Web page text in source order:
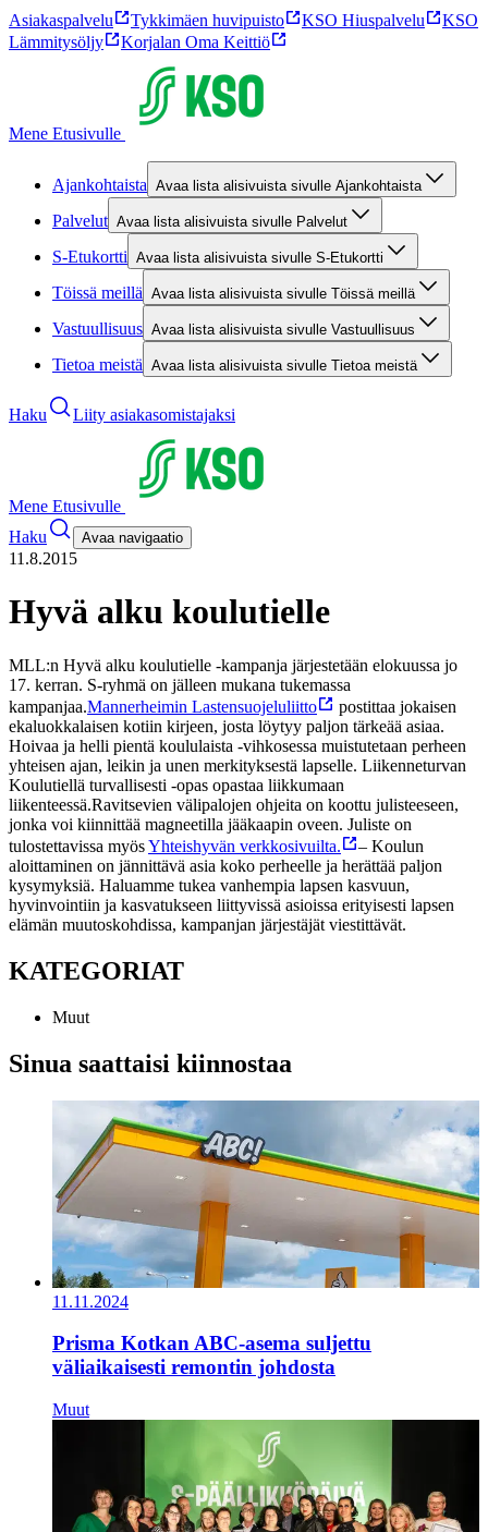
Asiakaspalvelu Tykkimäen huvipuisto KSO Hiuspalvelu
KSO
Lämmitysöljy
Korjalan Oma Keittiö
Mene Etusivulle
Ajankohtaista Avaa lista alisivuista sivulle Ajankohtaista
Palvelut Avaa lista alisivuista sivulle Palvelut
S-Etukortti Avaa lista alisivuista sivulle S-Etukortti
Töissä meillä Avaa lista alisivuista sivulle Töissä meillä
Vastuullisuus Avaa lista alisivuista sivulle Vastuullisuus
Tietoa meistä Avaa lista alisivuista sivulle Tietoa meistä
Haku Liity asiakasomistajaksi
Mene Etusivulle
Haku
Avaa navigaatio
11.8.2015
Hyvä alku koulutielle
MLL:n Hyvä alku koulutielle -kampanja järjestetään elokuussa jo
17. kerran. S-ryhmä on jälleen mukana tukemassa
kampanjaa.Mannerheimin Lastensuojeluliitto
postittaa jokaisen
ekaluokkalaisen kotiin kirjeen, josta löytyy paljon tärkeää asiaa.
Hoivaa ja helli pientä koululaista -vihkosessa muistutetaan perheen
yhteisen ajan, leikin ja unen merkityksestä lapselle. Liikenneturvan
Koulutiellä turvallisesti -opas opastaa liikkumaan
liikenteessä.Ravitsevien välipalojen ohjeita on koottu julisteeseen,
jonka voi kiinnittää magneetilla jääkaapin oveen. Juliste on
tulostettavissa myösYhteishyvän verkkosivuilta.
– Koulun
aloittaminen on jännittävä asia koko perheelle ja herättää paljon
kysymyksiä. Haluamme tukea vanhempia lapsen kasvuun,
hyvinvointiin ja kasvatukseen liittyvissä asioissa erityisesti lapsen
elämän muutoskohdissa, kampanjan järjestäjät viestittävät.
KATEGORIAT
Muut
Sinua saattaisi kiinnostaa
11.11.2024
Prisma Kotkan ABC-asema suljettu
väliaikaisesti remontin johdosta
Muut